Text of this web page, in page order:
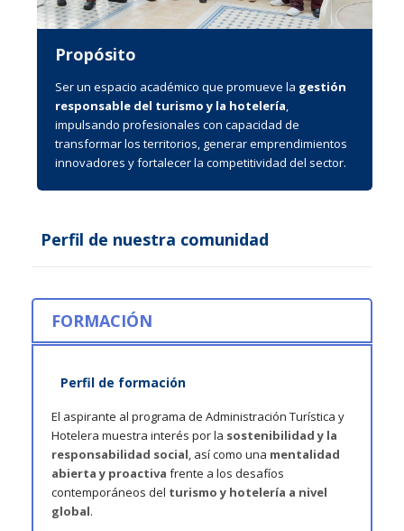
Propósito
Ser un espacio académico que promueve la gestión
responsable del turismo y la hotelería,
impulsando profesionales con capacidad de
transformar los territorios, generar emprendimientos
innovadores y fortalecer la competitividad del sector.
Perfil de nuestra comunidad
FORMACIÓN
Perfil de formación
El aspirante al programa de Administración Turística y
Hotelera muestra interés por la sostenibilidad y la
responsabilidad social, así como una mentalidad
abierta y proactiva frente a los desafíos
contemporáneos del turismo y hotelería a nivel
global.